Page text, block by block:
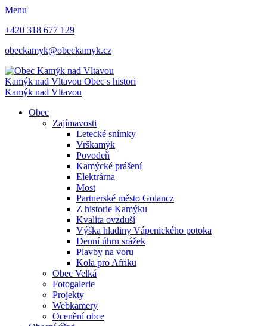
Menu
+420 318 677 129
obeckamyk@obeckamyk.cz
Kamýk nad Vltavou Obec s histori
Kamýk nad Vltavou
Obec
Zajímavosti
Letecké snímky
Vrškamýk
Povodeň
Kamýcké prášení
Elektrárna
Most
Partnerské město Golancz
Z historie Kamýku
Kvalita ovzduší
Výška hladiny Vápenického potoka
Denní úhrn srážek
Plavby na voru
Kola pro Afriku
Obec Velká
Fotogalerie
Projekty
Webkamery
Ocenění obce